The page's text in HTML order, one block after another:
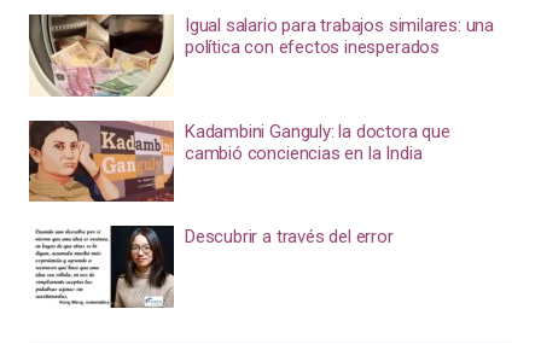
Igual salario para trabajos similares: una
política con efectos inesperados
Kadambini Ganguly: la doctora que
cambió conciencias en la India
Descubrir a través del error